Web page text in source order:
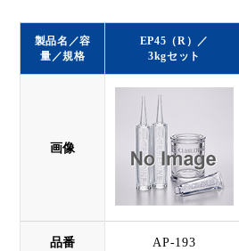
製品名／容
量／規格
EP45（R）／
3kgセット
画像
品番 AP-193